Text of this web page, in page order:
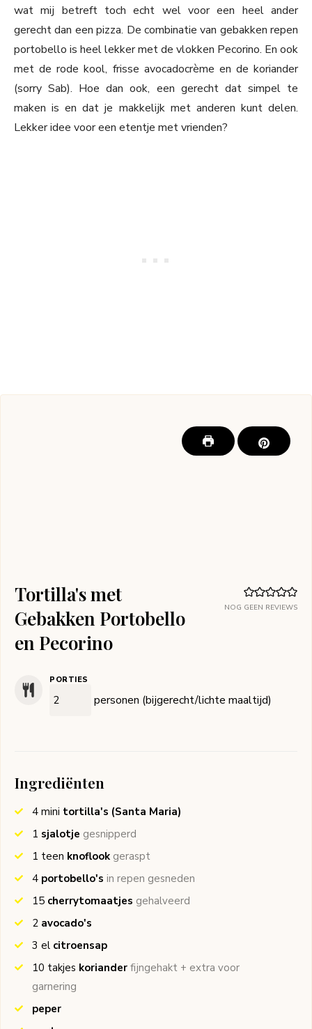
wat mij betreft toch echt wel voor een heel ander
gerecht dan een pizza. De combinatie van gebakken repen
portobello is heel lekker met de vlokken Pecorino. En ook
met de rode kool, frisse avocadocrème en de koriander
(sorry Sab). Hoe dan ook, een gerecht dat simpel te
maken is en dat je makkelijk met anderen kunt delen.
Lekker idee voor een etentje met vrienden?
NOG GEEN REVIEWS
Tortilla's met
Gebakken Portobello
en Pecorino
PORTIES
personen (bijgerecht/lichte maaltijd)
Ingrediënten
4 mini tortilla's (Santa Maria)
1 sjalotje gesnipperd
1 teen knoflook geraspt
4 portobello's in repen gesneden
15 cherrytomaatjes gehalveerd
2 avocado's
3 el citroensap
10 takjes koriander fijngehakt + extra voor
garnering
peper